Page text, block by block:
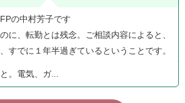
の中村芳子です
に、転勤とは残念。ご相談内容によると、
すでに１年半過ぎているということです。
。電気、ガ...